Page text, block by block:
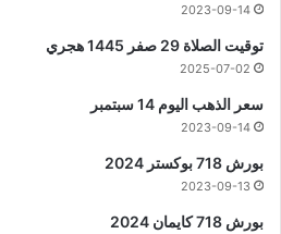
2023-09-14
توقيت الصلاة 29 صفر 1445 هجري
2025-07-02
سعر الذهب اليوم 14 سبتمبر
2023-09-14
بورش 718 بوكستر 2024
2023-09-13
بورش 718 كايمان 2024